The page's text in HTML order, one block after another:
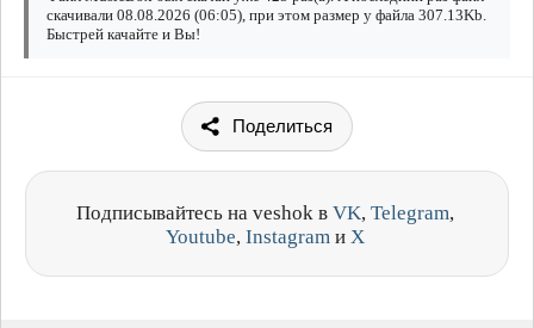
скачивали 08.08.2026 (06:05), при этом размер у файла 307.13Kb.
Быстрей качайте и Вы!
Поделиться
Подписывайтесь на veshok в VK, Telegram,
Youtube, Instagram и X